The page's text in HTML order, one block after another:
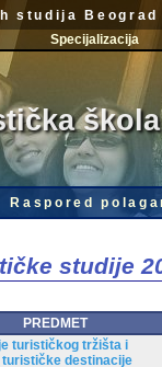
studija Beograd
Specijalizacija
Raspored
studije
PREDMET
turističkog tržišta i
destinacije